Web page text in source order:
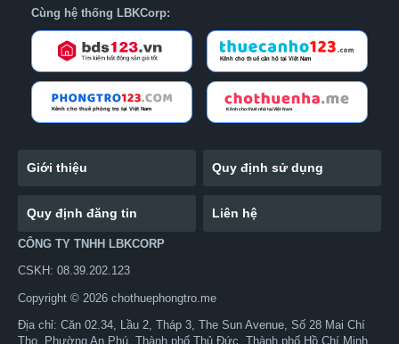
Cùng hệ thống LBKCorp:
Giới thiệu Quy định sử dụng
Quy định đăng tin Liên hệ
CÔNG TY TNHH LBKCORP
CSKH: 08.39.202.123
Copyright © 2026 chothuephongtro.me
Địa chỉ: Căn 02.34, Lầu 2, Tháp 3, The Sun Avenue, Số 28 Mai Chí